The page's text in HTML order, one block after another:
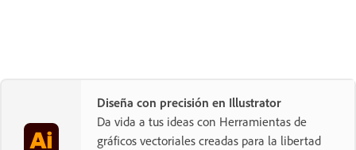
Diseña con precisión en Illustrator
Da vida a tus ideas con Herramientas de
gráficos vectoriales creadas para la libertad